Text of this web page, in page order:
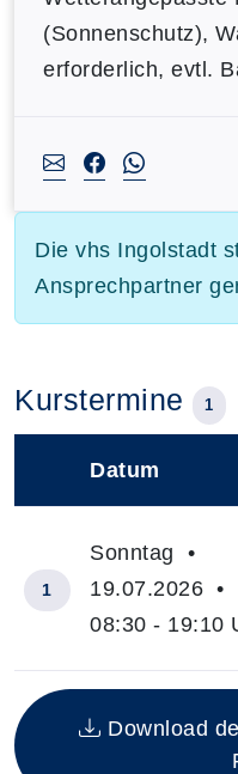
(Sonnenschutz),
erforderlich, evtl.
Die vhs Ingolstadt
Ansprechpartner
Kurstermine 1
Insgesamt gibt es 1
Datum
1
Sonntag •
19.07.2026 •
08:30 - 19:10
Download